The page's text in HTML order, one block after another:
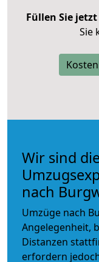
Füllen Sie
Sie
Wir sind
nach
Umzüge nach
Angelegenheit,
Distanzen
erfordern